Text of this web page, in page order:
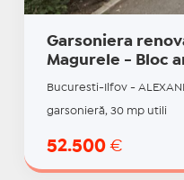
Garsoniera
Magurele - Bloc
Bucuresti-Ilfov -
garsonieră, 30 mp utili
52.500 €